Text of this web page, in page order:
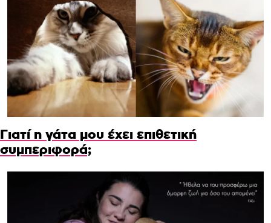
Γιατί η γάτα μου έχει επιθετική
συμπεριφορά;